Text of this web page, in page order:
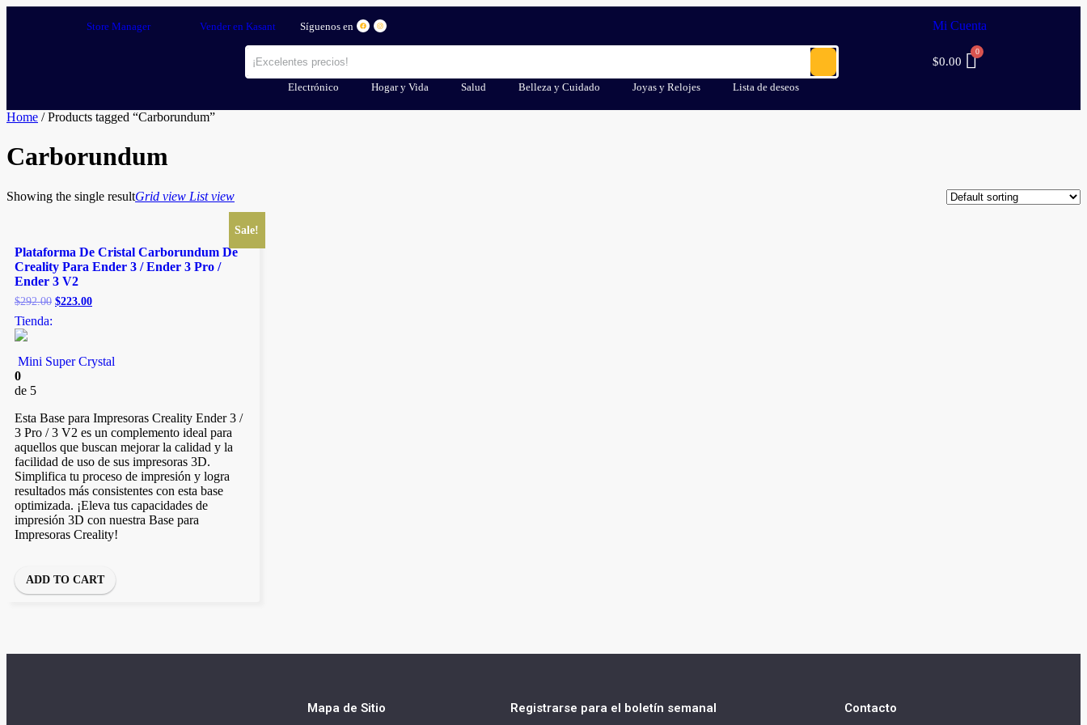
Store Manager Vender en Kasant Síguenos en Mi Cuenta
$0.00
Electrónico Hogar y Vida Salud Belleza y Cuidado Joyas y Relojes Lista de deseos
Home / Products tagged “Carborundum”
Carborundum
Showing the single resultGrid view List view
Sale!
Plataforma De Cristal Carborundum De
Creality Para Ender 3 / Ender 3 Pro /
Ender 3 V2
$292.00 $223.00
Tienda:
Mini Super Crystal
0
de 5
Esta Base para Impresoras Creality Ender 3 /
3 Pro / 3 V2 es un complemento ideal para
aquellos que buscan mejorar la calidad y la
facilidad de uso de sus impresoras 3D.
Simplifica tu proceso de impresión y logra
resultados más consistentes con esta base
optimizada. ¡Eleva tus capacidades de
impresión 3D con nuestra Base para
Impresoras Creality!
ADD TO CART
Mapa de Sitio Registrarse para el boletín semanal Contacto